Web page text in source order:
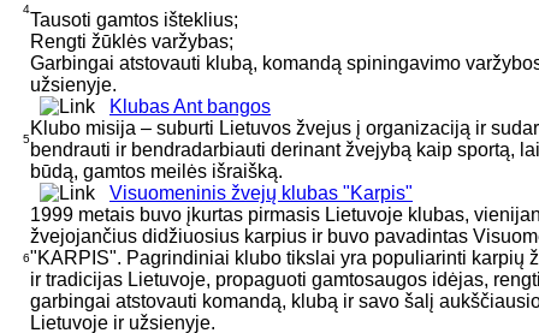
4
Tausoti gamtos išteklius;
Rengti žūklės varžybas;
Garbingai atstovauti klubą, komandą spiningavimo
užsienyje.
5
Klubas Ant bangos
Klubo misija – suburti Lietuvos žvejus į organizaciją ir
bendrauti ir bendradarbiauti derinant žvejybą kaip sportą,
būdą, gamtos meilės išraišką.
6
Visuomeninis žvejų klubas "Karpis"
1999 metais buvo įkurtas pirmasis Lietuvoje klubas,
žvejojančius didžiuosius karpius ir buvo pavadintas
"KARPIS". Pagrindiniai klubo tikslai yra populiarinti karpių
ir tradicijas Lietuvoje, propaguoti gamtosaugos idėjas,
garbingai atstovauti komandą, klubą ir savo šalį
Lietuvoje ir užsienyje.